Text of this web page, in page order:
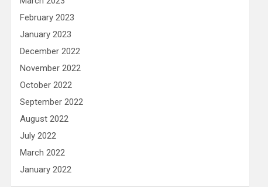
February 2023
January 2023
December 2022
November 2022
October 2022
September 2022
August 2022
July 2022
March 2022
January 2022